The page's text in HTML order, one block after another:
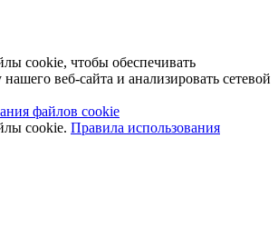
cookie, чтобы обеспечивать
веб-сайта и анализировать сетевой
файлов cookie
cookie. Правила использования